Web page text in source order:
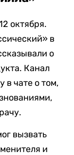
октября.
в
о
Канал
в чате о том,
вызвать
и